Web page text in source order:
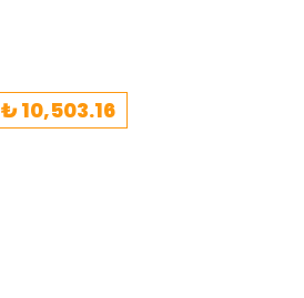
₺ 10,503.16